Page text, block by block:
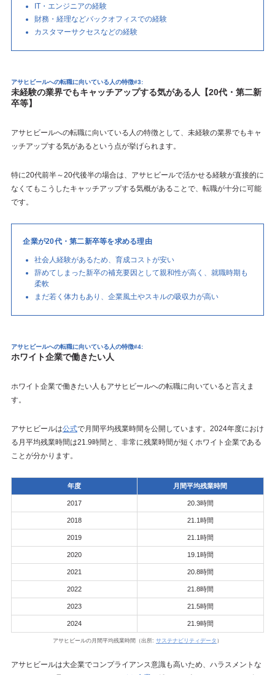
IT・エンジニアの経験
財務・経理などバックオフィスでの経験
カスタマーサクセスなどの経験
アサヒビールへの転職に向いている人の特徴#3:
未経験の業界でもキャッチアップする気がある人【20代・第二新
卒等】
アサヒビールへの転職に向いている人の特徴として、未経験の業界でもキャ
ッチアップする気があるという点が挙げられます。
特に20代前半～20代後半の場合は、アサヒビールで活かせる経験が直接的に
なくてもこうしたキャッチアップする気概があることで、転職が十分に可能
です。
企業が20代・第二新卒等を求める理由
社会人経験があるため、育成コストが安い
辞めてしまった新卒の補充要因として親和性が高く、就職時期も
柔軟
まだ若く体力もあり、企業風土やスキルの吸収力が高い
アサヒビールへの転職に向いている人の特徴#4:
ホワイト企業で働きたい人
ホワイト企業で働きたい人もアサヒビールへの転職に向いていると言えま
す。
アサヒビールは公式で月間平均残業時間を公開しています。2024年度におけ
る月平均残業時間は21.9時間と、非常に残業時間が短くホワイト企業である
ことが分かります。
年度 月間平均残業時間
2017 20.3時間
2018 21.1時間
2019 21.1時間
2020 19.1時間
2021 20.8時間
2022 21.8時間
2023 21.5時間
2024 21.9時間
アサヒビールの月間平均残業時間（出所: サステナビリティデータ ）
アサヒビールは大企業でコンプライアンス意識も高いため、ハラスメントな